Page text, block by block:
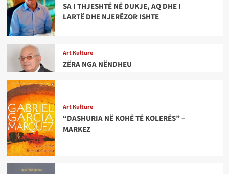
SA I THJESHTË NË DUKJE, AQ DHE I
LARTË DHE NJERËZOR ISHTE
Art Kulture
ZËRA NGA NËNDHEU
Art Kulture
“DASHURIA NË KOHË TË KOLERËS” –
MARKEZ